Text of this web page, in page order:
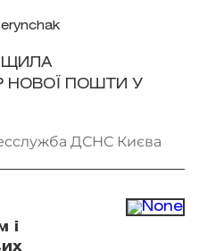
НОВОЇ ПОШТИ У
ДСНС Києва
і